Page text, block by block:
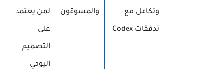
وتكامل مع
تدفقات Codex
والمسوقون لمن يعتمد
على
التصميم
اليومي